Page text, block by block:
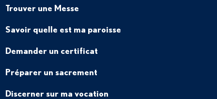
Trouver une Messe
Savoir quelle est ma paroisse
Demander un certificat
Préparer un sacrement
Discerner sur ma vocation